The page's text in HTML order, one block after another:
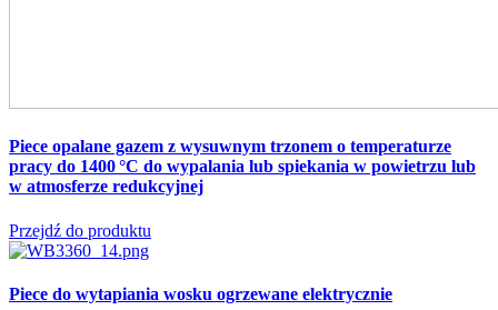
Piece opalane gazem z wysuwnym trzonem o temperaturze
pracy do 1400 °C do wypalania lub spiekania w powietrzu lub
w atmosferze redukcyjnej
Przejdź do produktu
Piece do wytapiania wosku ogrzewane elektrycznie